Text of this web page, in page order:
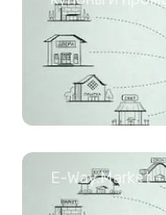
E-Way.Market